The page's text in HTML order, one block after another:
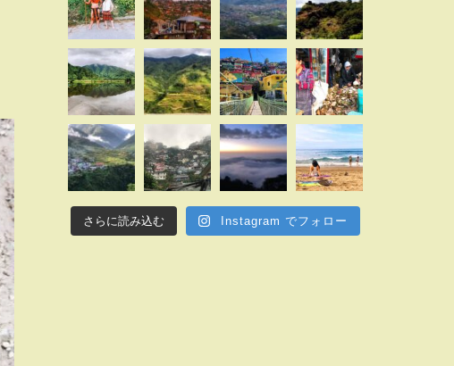
さらに読み込む Instagram でフォロー